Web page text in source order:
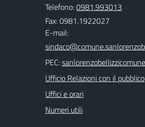
Telefono:0981.993013
Fax: 0981.1922027
E-mail:
PEC:
Ufficio Relazioni con il pubblico
Uffici e orari
Numeri utili